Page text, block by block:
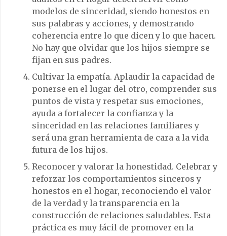
modelos de sinceridad, siendo honestos en
sus palabras y acciones, y demostrando
coherencia entre lo que dicen y lo que hacen.
No hay que olvidar que los hijos siempre se
fijan en sus padres.
Cultivar la empatía. Aplaudir la capacidad de
ponerse en el lugar del otro, comprender sus
puntos de vista y respetar sus emociones,
ayuda a fortalecer la confianza y la
sinceridad en las relaciones familiares y
será una gran herramienta de cara a la vida
futura de los hijos.
Reconocer y valorar la honestidad. Celebrar y
reforzar los comportamientos sinceros y
honestos en el hogar, reconociendo el valor
de la verdad y la transparencia en la
construcción de relaciones saludables. Esta
práctica es muy fácil de promover en la